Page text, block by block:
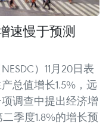
速慢于预测
）11月20日表
总值增长1.5%，远
调查中提出经济增
季度1.8%的增长预